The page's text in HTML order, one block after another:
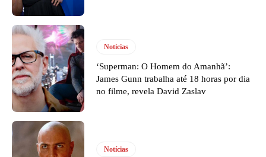
Notícias
‘Superman: O Homem do Amanhã’:
James Gunn trabalha até 18 horas por dia
no filme, revela David Zaslav
Notícias